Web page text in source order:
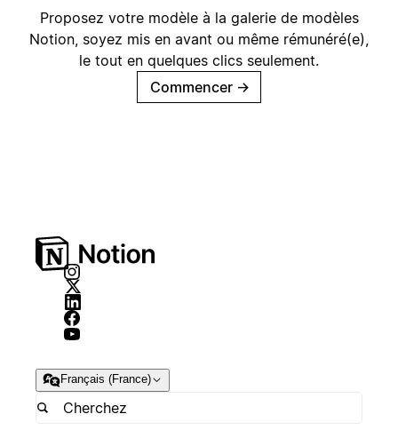
Proposez votre modèle à la galerie de modèles
Notion, soyez mis en avant ou même rémunéré(e),
le tout en quelques clics seulement.
Commencer →
Français (France)